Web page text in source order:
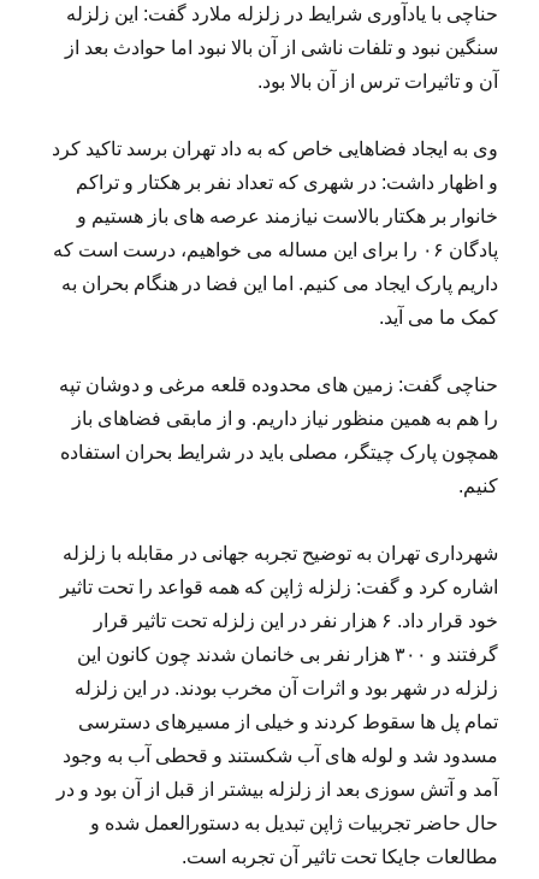
حناچی با یادآوری شرایط در زلزله ملارد گفت: این زلزله
سنگین نبود و تلفات ناشی از آن بالا نبود اما حوادث بعد از
آن و تاثیرات ترس از آن بالا بود.
وی به ایجاد فضاهایی خاص که به داد تهران برسد تاکید کرد
و اظهار داشت: در شهری که تعداد نفر بر هکتار و تراکم
خانوار بر هکتار بالاست نیازمند عرصه های باز هستیم و
پادگان ۰۶ را برای این مساله می خواهیم، درست است که
داریم پارک ایجاد می کنیم. اما این فضا در هنگام بحران به
کمک ما می آید.
حناچی گفت: زمین های محدوده قلعه مرغی و دوشان تپه
را هم به همین منظور نیاز داریم. و از مابقی فضاهای باز
همچون پارک چیتگر، مصلی باید در شرایط بحران استفاده
کنیم.
شهرداری تهران به توضیح تجربه جهانی در مقابله با زلزله
اشاره کرد و گفت: زلزله ژاپن که همه قواعد را تحت تاثیر
خود قرار داد. ۶ هزار نفر در این زلزله تحت تاثیر قرار
گرفتند و ۳۰۰ هزار نفر بی خانمان شدند چون کانون این
زلزله در شهر بود و اثرات آن مخرب بودند. در این زلزله
تمام پل ها سقوط کردند و خیلی از مسیرهای دسترسی
مسدود شد و لوله های آب شکستند و قحطی آب به وجود
آمد و آتش سوزی بعد از زلزله بیشتر از قبل از آن بود و در
حال حاضر تجربیات ژاپن تبدیل به دستورالعمل شده و
مطالعات جایکا تحت تاثیر آن تجربه است.